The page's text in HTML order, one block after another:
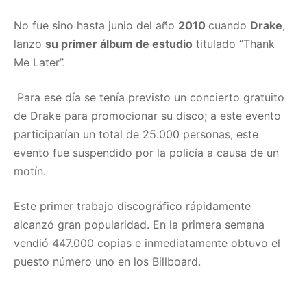
No fue sino hasta junio del año 2010 cuando Drake,
lanzo su primer álbum de estudio titulado “Thank
Me Later”.
Para ese día se tenía previsto un concierto gratuito
de Drake para promocionar su disco; a este evento
participarían un total de 25.000 personas, este
evento fue suspendido por la policía a causa de un
motín.
Este primer trabajo discográfico rápidamente
alcanzó gran popularidad. En la primera semana
vendió 447.000 copias e inmediatamente obtuvo el
puesto número uno en los Billboard.